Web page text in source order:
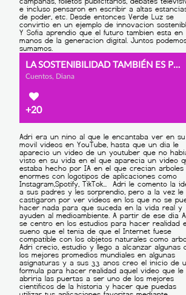
LA SOSTENIBILIDAD TAMBIÉN ES POSIBLE EN LA ERA DIGITAL
Cuentos, Diana
+20